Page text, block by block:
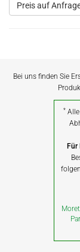
Preis auf
Bei uns finden Sie
*